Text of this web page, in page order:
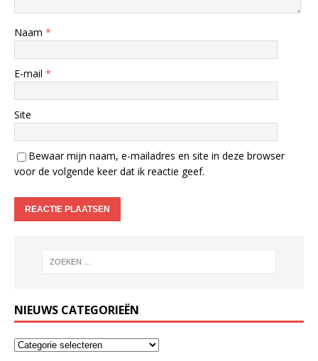
Naam *
E-mail *
Site
Bewaar mijn naam, e-mailadres en site in deze browser
voor de volgende keer dat ik reactie geef.
NIEUWS CATEGORIEËN